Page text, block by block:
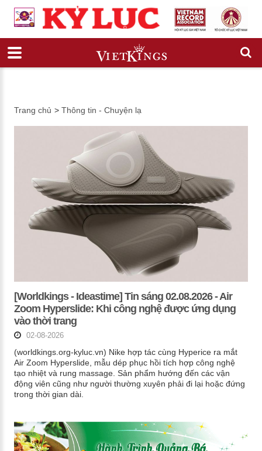
Trang chủ > Thông tin - Chuyện lạ
[Worldkings - Ideastime] Tin sáng 02.08.2026 - Air
Zoom Hyperslide: Khi công nghệ được ứng dụng
vào thời trang
02-08-2026
(worldkings.org-kyluc.vn) Nike hợp tác cùng Hyperice ra mắt
Air Zoom Hyperslide, mẫu dép phục hồi tích hợp công nghệ
tạo nhiệt và rung massage. Sản phẩm hướng đến các vận
động viên cũng như người thường xuyên phải đi lại hoặc đứng
trong thời gian dài.